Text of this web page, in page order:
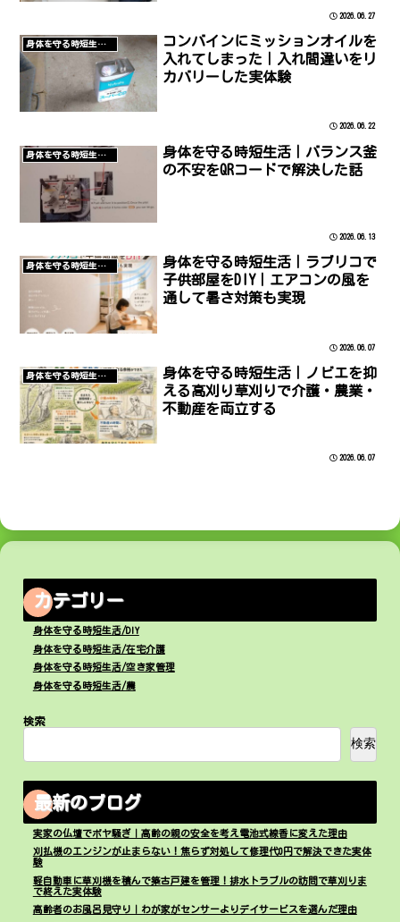
2026.06.27
身体を守る時短生活/農
コンバインにミッションオイルを
入れてしまった｜入れ間違いをリ
カバリーした実体験
2026.06.22
身体を守る時短生活/空き家管理
身体を守る時短生活｜バランス釜
の不安をQRコードで解決した話
2026.06.13
身体を守る時短生活/DIY
身体を守る時短生活｜ラブリコで
子供部屋をDIY｜エアコンの風を
通して暑さ対策も実現
2026.06.07
身体を守る時短生活/農
身体を守る時短生活｜ノビエを抑
える高刈り草刈りで介護・農業・
不動産を両立する
2026.06.07
カテゴリー
身体を守る時短生活/DIY
身体を守る時短生活/在宅介護
身体を守る時短生活/空き家管理
身体を守る時短生活/農
検索
検索
最新のブログ
実家の仏壇でボヤ騒ぎ｜高齢の親の安全を考え電池式線香に変えた理由
刈払機のエンジンが止まらない！焦らず対処して修理代0円で解決できた実体
験
軽自動車に草刈機を積んで築古戸建を管理！排水トラブルの訪問で草刈りま
で終えた実体験
高齢者のお風呂見守り｜わが家がセンサーよりデイサービスを選んだ理由